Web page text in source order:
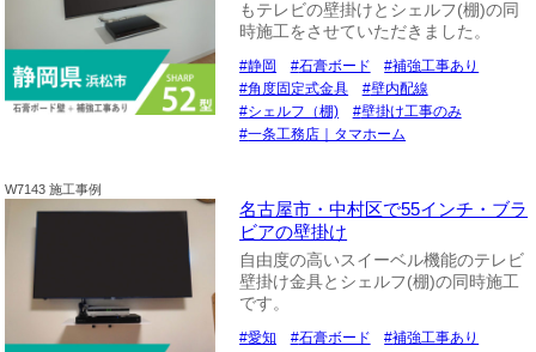
もテレビの壁掛けとシェルフ(棚)の同
時施工をさせていただきました。
静岡 石膏ボード
補強工事あり
角度固定式金具
壁内配線
シェルフ（棚)
壁掛け工事のみ
一条工務店｜タマホーム
W7143 施工事例
名古屋市・中村区で55インチ・ブラ
ビアの壁掛け
自由度の高いスイーベル機能のテレビ
壁掛け金具とシェルフ(棚)の同時施工
です。
愛知 石膏ボード
補強工事あり